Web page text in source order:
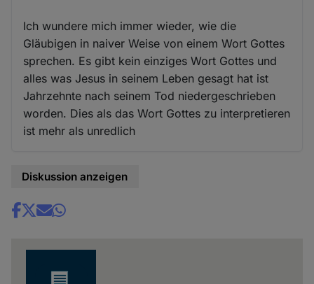
Ich wundere mich immer wieder, wie die
Gläubigen in naiver Weise von einem Wort Gottes
sprechen. Es gibt kein einziges Wort Gottes und
alles was Jesus in seinem Leben gesagt hat ist
Jahrzehnte nach seinem Tod niedergeschrieben
worden. Dies als das Wort Gottes zu interpretieren
ist mehr als unredlich
Diskussion anzeigen
Share